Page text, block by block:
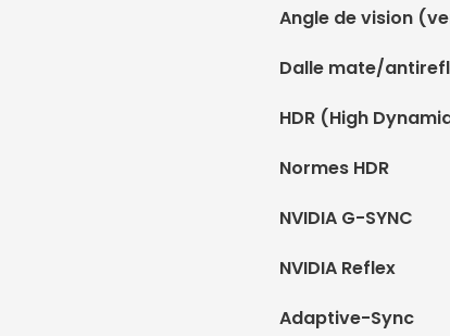
Angle de vision
Dalle mate/
HDR (High
Normes HDR
NVIDIA G-SYNC
NVIDIA Reflex
Adaptive-Sync